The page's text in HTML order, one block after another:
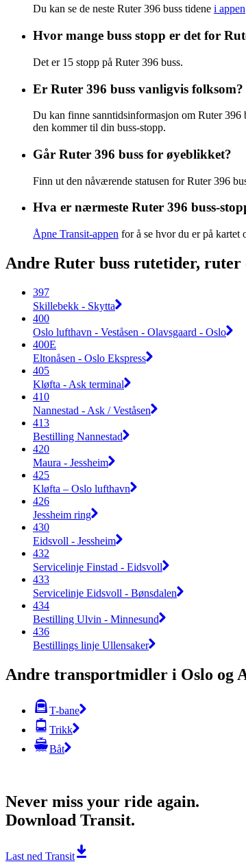
Du kan se de neste Ruter 396 buss tidene i appen
Hvor mange buss stopp er det for
Det er 15 stopp på Ruter 396 buss.
Er Ruter 396 buss vanligvis folksom?
Du kan finne sanntidsinformasjon om Ruter 396
den kommer til din buss-stopp.
Går Ruter 396 buss for øyeblikket?
Finn ut den nåværende statusen for Ruter 396
Hva er nærmeste Ruter 396 buss-
Åpne Transit-appen for å se hvor du er på kartet
Andre Ruter buss rutetider, ruter
397
Skillebekk - Skytta
400
Oslo lufthavn - Veståsen - Olavsgaard - Oslo
400E
Eltonåsen - Oslo Ekspress
405
Kløfta - Ask terminal
410
Nannestad - Ask / Veståsen
413
Bestilling Nannestad
420
Maura - Jessheim
425
Kløfta – Oslo lufthavn
426
Jessheim ring
430
Eidsvoll - Jessheim
432
Servicelinje Finstad - Eidsvoll
433
Servicelinje Eidsvoll - Bønsdalen
434
Bestilling Ulvin - Minnesund
436
Bestillings linje Ullensaker
Andre transportmidler i Oslo og
T-bane
Trikk
Båt
Never miss your ride again.
Download Transit.
Last ned Transit